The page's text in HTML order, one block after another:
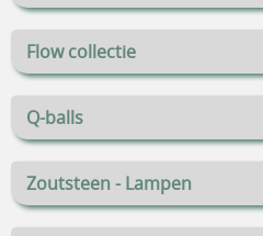
Flow collectie
Q-balls
Zoutsteen - Lampen